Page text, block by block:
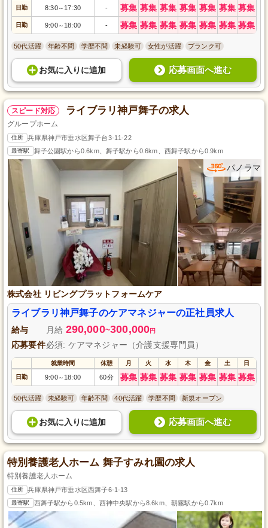
日勤 8:30～ 17:30 - 募集 募集 募集 募集 募集 募集 募集
日勤 9:00～ 18:00 - 募集 募集 募集 募集 募集 募集 募集
50代活躍 年齢不問 学歴不問 未経験可 女性が活躍 ブランク可
お気に入り に追加 応募画面へ進む
スピード対応 ライブラリ神戸舞子の求人
グループホーム
住所 兵庫県神戸市垂水区舞子台3-11-22
最寄駅 舞子公園駅から0.6km、舞子駅から0.6km、西舞子駅から0.9km
パノラマ
株式会社 リビングプラットフォームケア
ライブラリ神戸舞子のケアマネジャーの正社員求人
給与 月給 290,000~300,000円
応募要件必須: ケアマネジャー（介護支援専門員）
就業時間 休憩 月 火 水 木 金 土 日
日勤 9:00～ 18:00 60分 募集 募集 募集 募集 募集 募集 募集
50代活躍 未経験可 年齢不問 40代活躍 学歴不問 新規オープン
お気に入り に追加 応募画面へ進む
特別養護老人ホーム 舞子すみれ園の求人
特別養護老人ホーム
住所 兵庫県神戸市垂水区西舞子6-1-13
最寄駅 西舞子駅から0.5km、西神中央駅から8.6km、朝霧駅から0.7km